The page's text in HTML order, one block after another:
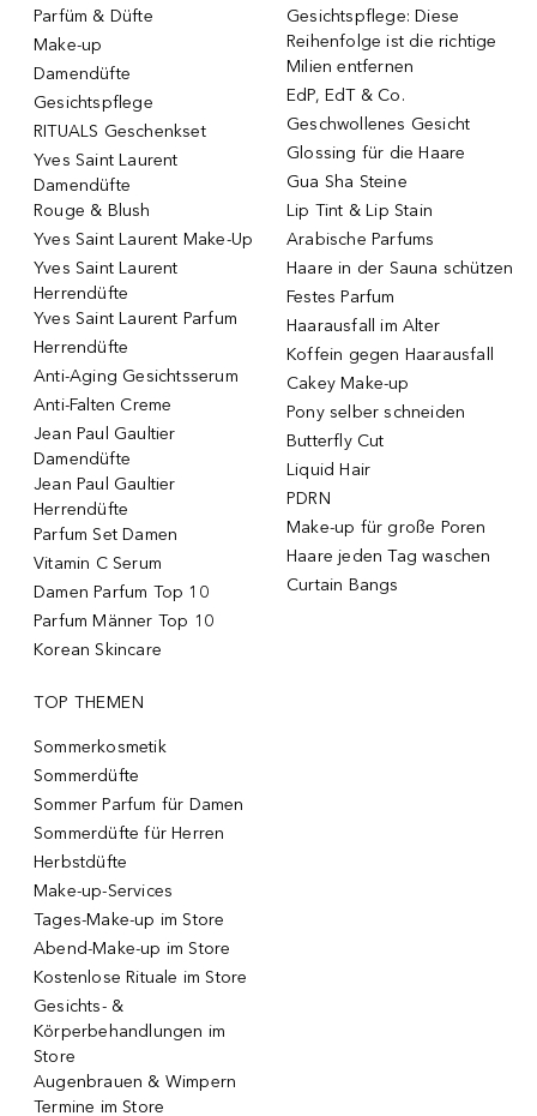
Parfüm & Düfte
Make-up
Damendüfte
Gesichtspflege
RITUALS Geschenkset
Yves Saint Laurent
Damendüfte
Rouge & Blush
Yves Saint Laurent Make-Up
Yves Saint Laurent
Herrendüfte
Yves Saint Laurent Parfum
Herrendüfte
Anti-Aging Gesichtsserum
Anti-Falten Creme
Jean Paul Gaultier
Damendüfte
Jean Paul Gaultier
Herrendüfte
Parfum Set Damen
Vitamin C Serum
Damen Parfum Top 10
Parfum Männer Top 10
Korean Skincare
Gesichtspflege: Diese
Reihenfolge ist die richtige
Milien entfernen
EdP, EdT & Co.
Geschwollenes Gesicht
Glossing für die Haare
Gua Sha Steine
Lip Tint & Lip Stain
Arabische Parfums
Haare in der Sauna schützen
Festes Parfum
Haarausfall im Alter
Koffein gegen Haarausfall
Cakey Make-up
Pony selber schneiden
Butterfly Cut
Liquid Hair
PDRN
Make-up für große Poren
Haare jeden Tag waschen
Curtain Bangs
TOP THEMEN
Sommerkosmetik
Sommerdüfte
Sommer Parfum für Damen
Sommerdüfte für Herren
Herbstdüfte
Make-up-Services
Tages-Make-up im Store
Abend-Make-up im Store
Kostenlose Rituale im Store
Gesichts- &
Körperbehandlungen im
Store
Augenbrauen & Wimpern
Termine im Store